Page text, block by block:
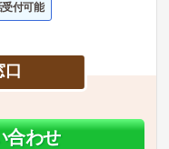
付可能
口
合わせ